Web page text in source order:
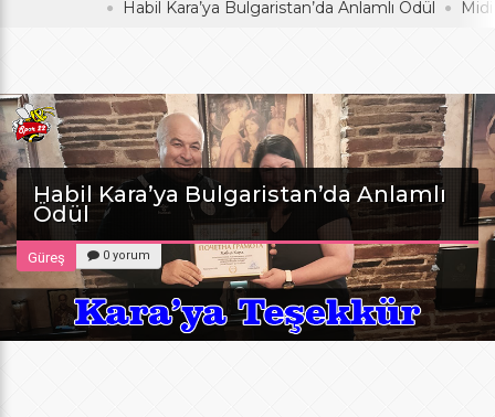
Habil Kara’ya Bulgaristan’da Anlamlı Ödül Midi
Habil Kara’ya Bulgaristan’da Anlamlı
Ödül
Güreş 0 yorum